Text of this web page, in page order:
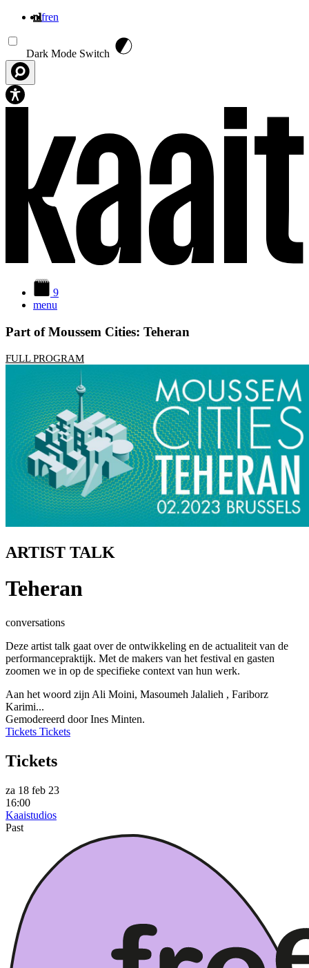
nlfren
Dark Mode Switch
9
menu
Part of Moussem Cities: Teheran
FULL PROGRAM
ARTIST TALK
Teheran
conversations
Deze artist talk gaat over de ontwikkeling en de actualiteit van de
performancepraktijk. Met de makers van het festival en gasten
zoomen we in op de specifieke context van hun werk.
Aan het woord zijn Ali Moini, Masoumeh Jalalieh , Fariborz
Karimi...
Gemodereerd door Ines Minten.
Tickets Tickets
Tickets
za 18 feb 23
16:00
Kaaistudios
Past